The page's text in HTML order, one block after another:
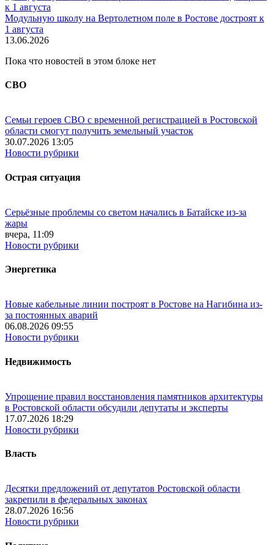
Модульную школу на Вертолетном поле в Ростове достроят к
1 августа
13.06.2026
Пока что новостей в этом блоке нет
СВО
Семьи героев СВО с временной регистрацией в Ростовской
области смогут получить земельный участок
30.07.2026 13:05
Новости рубрики
Острая ситуация
Серьёзные проблемы со светом начались в Батайске из-за
жары
вчера, 11:09
Новости рубрики
Энергетика
Новые кабельные линии построят в Ростове на Нагибина из-
за постоянных аварий
06.08.2026 09:55
Новости рубрики
Недвижимость
Упрощение правил восстановления памятников архитектуры
в Ростовской области обсудили депутаты и эксперты
17.07.2026 18:29
Новости рубрики
Власть
Десятки предложений от депутатов Ростовской области
закрепили в федеральных законах
28.07.2026 16:56
Новости рубрики